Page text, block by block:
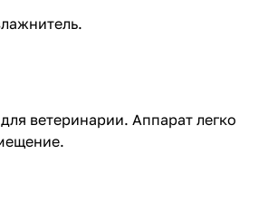
ветеринарии. Аппарат легко